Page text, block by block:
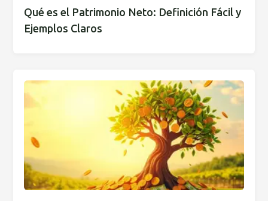
Qué es el Patrimonio Neto: Definición Fácil y
Ejemplos Claros